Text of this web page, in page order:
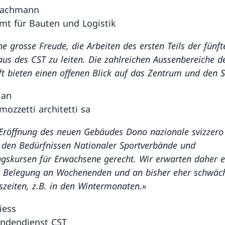
für Bauten und Logistik
grosse Freude, die Arbeiten des ersten Teils der
des CST zu leiten. Die zahlreichen Aussenbereiche
bieten einen offenen Blick auf das Zentrum und den
architetti sa
des neuen Gebäudes Dono nazionale
den Bedürfnissen Nationaler Sportverbände und
für Erwachsene gerecht. Wir erwarten daher
Belegung an Wochenenden und an bisher eher
z.B. in den Wintermonaten.»
CST